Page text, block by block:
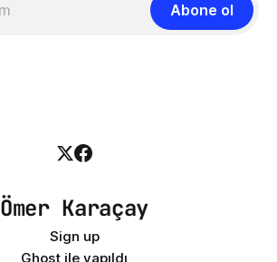
Abone ol
Ömer Karaçay
Sign up
Ghost ile yapıldı